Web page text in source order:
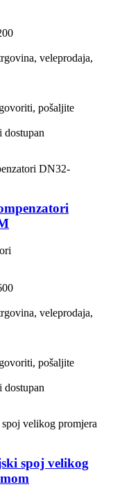
veleprodaja,
pošaljite
dostupan
veleprodaja,
pošaljite
dostupan
spoj velikog